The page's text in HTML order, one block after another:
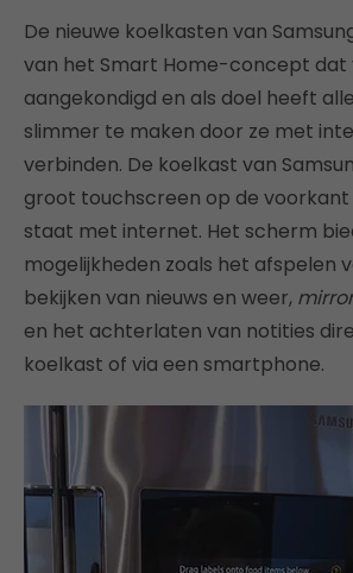
De nieuwe koelkasten van
van het Smart Home-concept dat
aangekondigd en als doel heeft
slimmer te maken door ze met
verbinden. De koelkast van
groot touchscreen op de voorkant
staat met internet. Het scherm
mogelijkheden zoals het afspelen
bekijken van nieuws en weer,
en het achterlaten van notities
koelkast of via een smartphone.